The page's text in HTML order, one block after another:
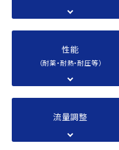
性能
（耐薬・耐熱・耐圧等）
流量調整